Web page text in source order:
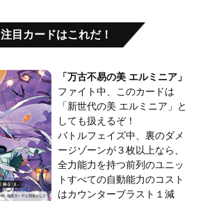
注目カードはこれだ！
「万古不易の美 エルミニア」
ファイト中、このカードは
「新世代の美 エルミニア」と
しても扱えるぞ！
バトルフェイズ中、裏のダメ
ージゾーンが３枚以上なら、
全力能力を持つ前列のユニッ
トすべての自動能力のコスト
はカウンターブラスト１減